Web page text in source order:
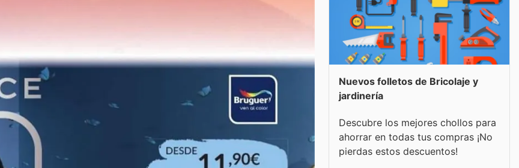
Nuevos folletos de Bricolaje y
jardinería
Descubre los mejores chollos para
ahorrar en todas tus compras ¡No
pierdas estos descuentos!